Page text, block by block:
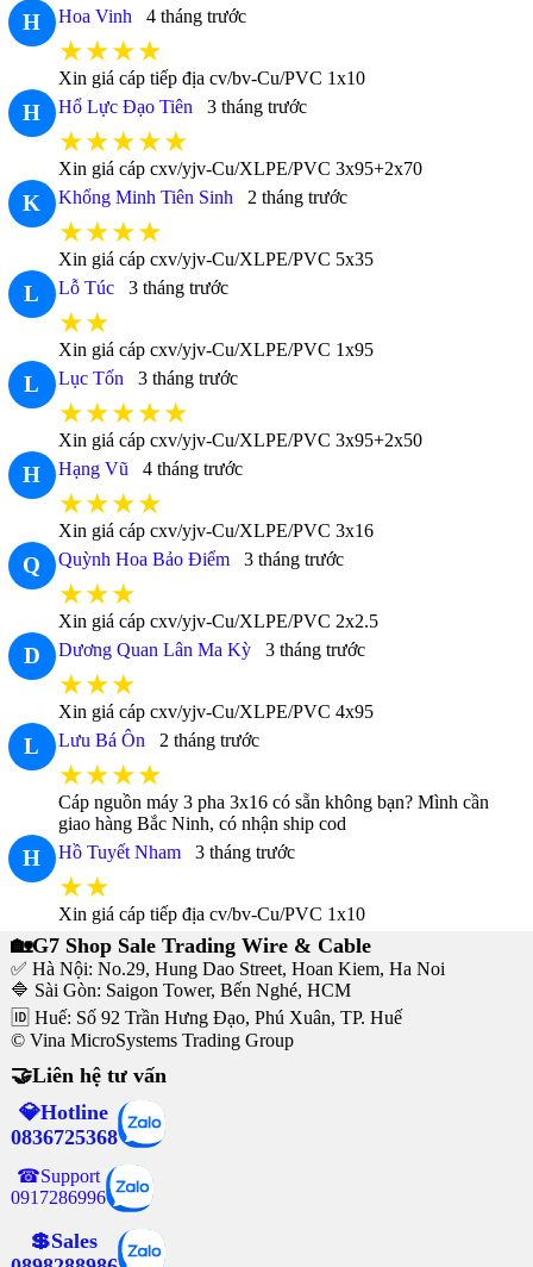
H Hoa Vinh 4 tháng trước
★★★★
Xin giá cáp tiếp địa cv/bv-Cu/PVC 1x10
H Hổ Lực Đạo Tiên 3 tháng trước
★★★★★
Xin giá cáp cxv/yjv-Cu/XLPE/PVC 3x95+2x70
K Khổng Minh Tiên Sinh 2 tháng trước
★★★★
Xin giá cáp cxv/yjv-Cu/XLPE/PVC 5x35
L Lỗ Túc 3 tháng trước
★★
Xin giá cáp cxv/yjv-Cu/XLPE/PVC 1x95
L Lục Tốn 3 tháng trước
★★★★★
Xin giá cáp cxv/yjv-Cu/XLPE/PVC 3x95+2x50
H Hạng Vũ 4 tháng trước
★★★★
Xin giá cáp cxv/yjv-Cu/XLPE/PVC 3x16
Q Quỳnh Hoa Bảo Điểm 3 tháng trước
★★★
Xin giá cáp cxv/yjv-Cu/XLPE/PVC 2x2.5
D Dương Quan Lân Ma Kỳ 3 tháng trước
★★★
Xin giá cáp cxv/yjv-Cu/XLPE/PVC 4x95
L Lưu Bá Ôn 2 tháng trước
★★★★
Cáp nguồn máy 3 pha 3x16 có sẵn không bạn? Mình cần
giao hàng Bắc Ninh, có nhận ship cod
H Hồ Tuyết Nham 3 tháng trước
★★
Xin giá cáp tiếp địa cv/bv-Cu/PVC 1x10
🏡G7 Shop Sale Trading Wire & Cable
✅ Hà Nội: No.29, Hung Dao Street, Hoan Kiem, Ha Noi
🔷 Sài Gòn: Saigon Tower, Bến Nghé, HCM
🆔 Huế: Số 92 Trần Hưng Đạo, Phú Xuân, TP. Huế
© Vina MicroSystems Trading Group
🤝Liên hệ tư vấn
💎Hotline
0836725368
☎Support
0917286996
💲Sales